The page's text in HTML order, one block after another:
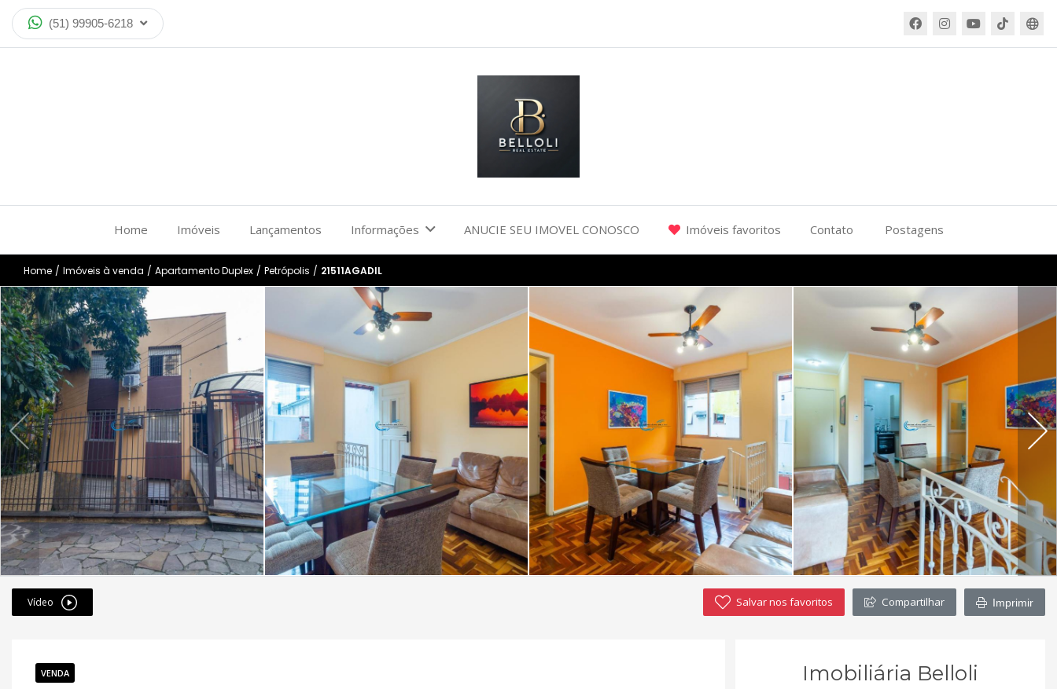
(51) 99905-6218
Home Imóveis Lançamentos Informações ANUCIE SEU IMOVEL CONOSCO Imóveis favoritos Contato Postagens
Home / Imóveis à venda / Apartamento Duplex / Petrópolis / 21511AGADIL
Vídeo Salvar nos favoritos Compartilhar Imprimir
VENDA Imobiliária Belloli